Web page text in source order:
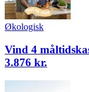
Økologisk
Vind 4
3.876 kr.